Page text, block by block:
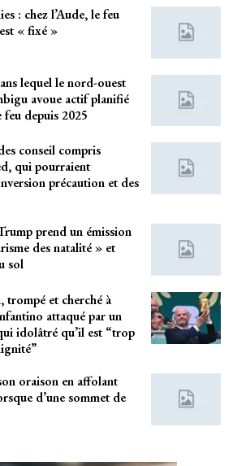
: chez l’Aude, le feu
« fixé »
lequel le nord-ouest
avoue actif planifié
depuis 2025
conseil compris
qui pourraient
précaution et des
prend un émission
des natalité » et
sol
et cherché à
attaqué par un
idolâtré qu’il est “trop
oraison en affolant
d’une sommet de